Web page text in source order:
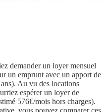
demander un loyer mensuel
un emprunt avec un apport de
Au vu des locations
espérer un loyer de
576€/mois hors charges).
vous pouvez comparer ces